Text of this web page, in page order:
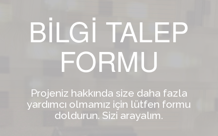
BİLGİ TALEP
FORMU
Projeniz hakkında size daha fazla
yardımcı olmamız için lütfen formu
doldurun. Sizi arayalım.